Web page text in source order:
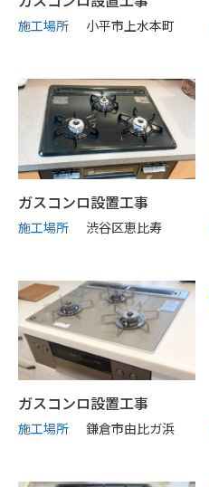
施工場所 小平市上水本町
ガスコンロ設置工事
施工場所 渋谷区恵比寿
ガスコンロ設置工事
施工場所 鎌倉市由比ガ浜